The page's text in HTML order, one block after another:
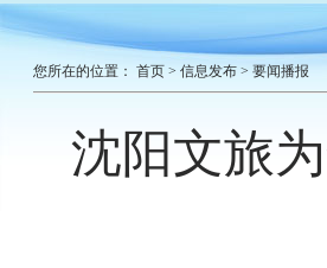
您所在的位置： 首页 > 信息发布 > 要闻播报
沈阳文旅